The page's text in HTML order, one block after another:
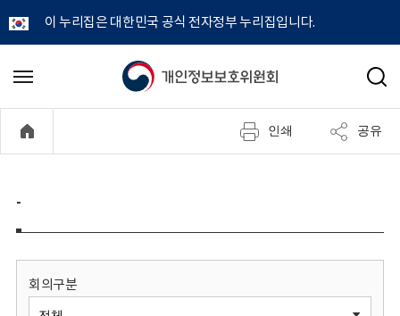
이 누리집은 대한민국 공식 전자정부 누리집입니다.
개
정
보
메
기
검
인쇄 공유
-
회의구분